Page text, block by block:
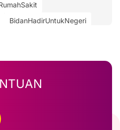
BidanHadirUntukNegeri